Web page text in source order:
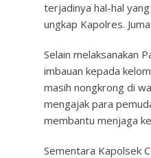
terjadinya hal-hal
ungkap Kapolres.
Selain melaksanakan
imbauan kepada
masih nongkrong di
mengajak para
membantu menjaga
Sementara Kapolsek